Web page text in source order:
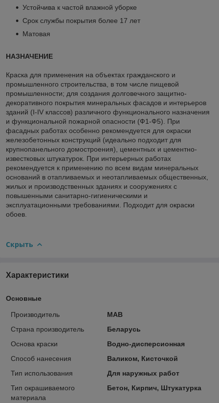
Устойчива к частой влажной уборке
Срок службы покрытия более 17 лет
Матовая
НАЗНАЧЕНИЕ
Краска для применения на объектах гражданского и
промышленного строительства, в том числе пищевой
промышленности; для создания долговечного защитно-
декоративного покрытия минеральных фасадов и интерьеров
зданий (I-IV классов) различного функционального назначения
и функциональной пожарной опасности (Ф1-Ф5). При
фасадных работах особенно рекомендуется для окраски
железобетонных конструкций (идеально подходит для
крупнопанельного домостроения), цементных и цементно-
известковых штукатурок. При интерьерных работах
рекомендуется к применению по всем видам минеральных
оснований в отапливаемых и неотапливаемых общественных,
жилых и производственных зданиях и сооружениях с
повышенными санитарно-гигиеническими и
эксплуатационными требованиями. Подходит для окраски
обоев.
Скрыть
Характеристики
Основные
Производитель
МАВ
Страна производитель
Беларусь
Основа краски
Водно-дисперсионная
Способ нанесения
Валиком, Кисточкой
Тип использования
Для наружных работ
Тип окрашиваемого
материала
Бетон, Кирпич, Штукатурка